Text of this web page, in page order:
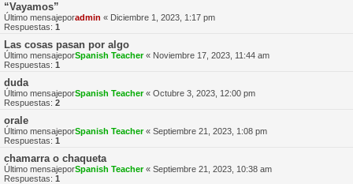
“Vayamos”
Último mensajeporadmin « Diciembre 1, 2023, 1:17 pm
Respuestas: 1
Las cosas pasan por algo
Último mensajeporSpanish Teacher« Noviembre 17, 2023, 11:44 am
Respuestas: 1
duda
Último mensajeporSpanish Teacher« Octubre 3, 2023, 12:00 pm
Respuestas: 2
orale
Último mensajeporSpanish Teacher« Septiembre 21, 2023, 1:08 pm
Respuestas: 1
chamarra o chaqueta
Último mensajeporSpanish Teacher« Septiembre 21, 2023, 10:38 am
Respuestas: 1